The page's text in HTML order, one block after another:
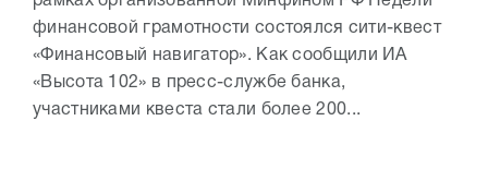
финансовой грамотности состоялся сити-квест
«Финансовый навигатор». Как сообщили ИА
«Высота 102» в пресс-службе банка,
участниками квеста стали более 200...